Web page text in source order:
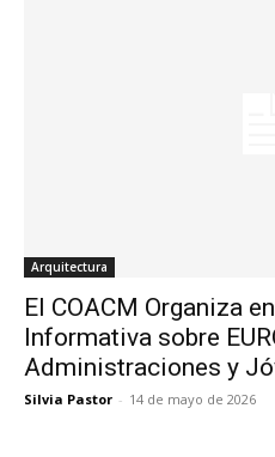
Arquitectura
El COACM Organiza
Informativa sobre
Administraciones y
Silvia Pastor - 14 de mayo de 2026